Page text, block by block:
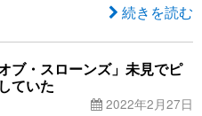
続きを読む
ブ・スローンズ」未見でピ
ていた
2022年2月27日